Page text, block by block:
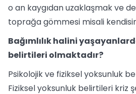
o an kaygıdan uzaklaşmak ve
toprağa gömmesi misali
Bağımlılık halini
belirtileri olmaktadır?
Psikolojik ve fiziksel yoksunluk
Fiziksel yoksunluk belirtileri kriz